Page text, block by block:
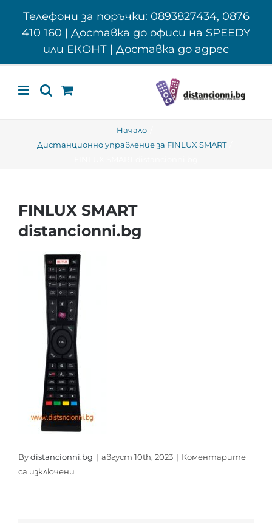
Телефони за поръчки: 0893827434, 0876
410 160 | Доставка до офиси на SPEEDY
или ЕКОНТ | Доставка до адрес
Начало
Дистанционно управление за FINLUX SMART
FINLUX SMART
distancionni.bg
Bydistancionni.bg | август 10th, 2023 | Коментарите
са изключени